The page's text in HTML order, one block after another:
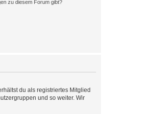
zu diesem Forum gibt?
du als registriertes Mitglied
und so weiter. Wir